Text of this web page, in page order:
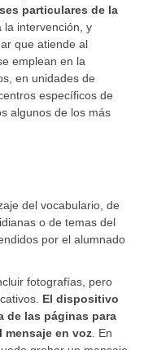
particulares de la
la intervención, y
que atiende al
emplean en la
en unidades de
específicos de
algunos de los más
del vocabulario, de
o de temas del
por el alumnado
fotografías, pero
El dispositivo
de las páginas para
mensaje en voz . En